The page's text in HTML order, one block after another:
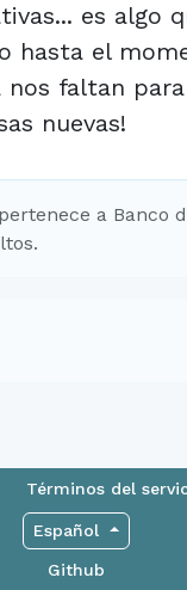
es algo
hasta el
nos faltan para
nuevas!
a Banco
Términos del
Español
Github